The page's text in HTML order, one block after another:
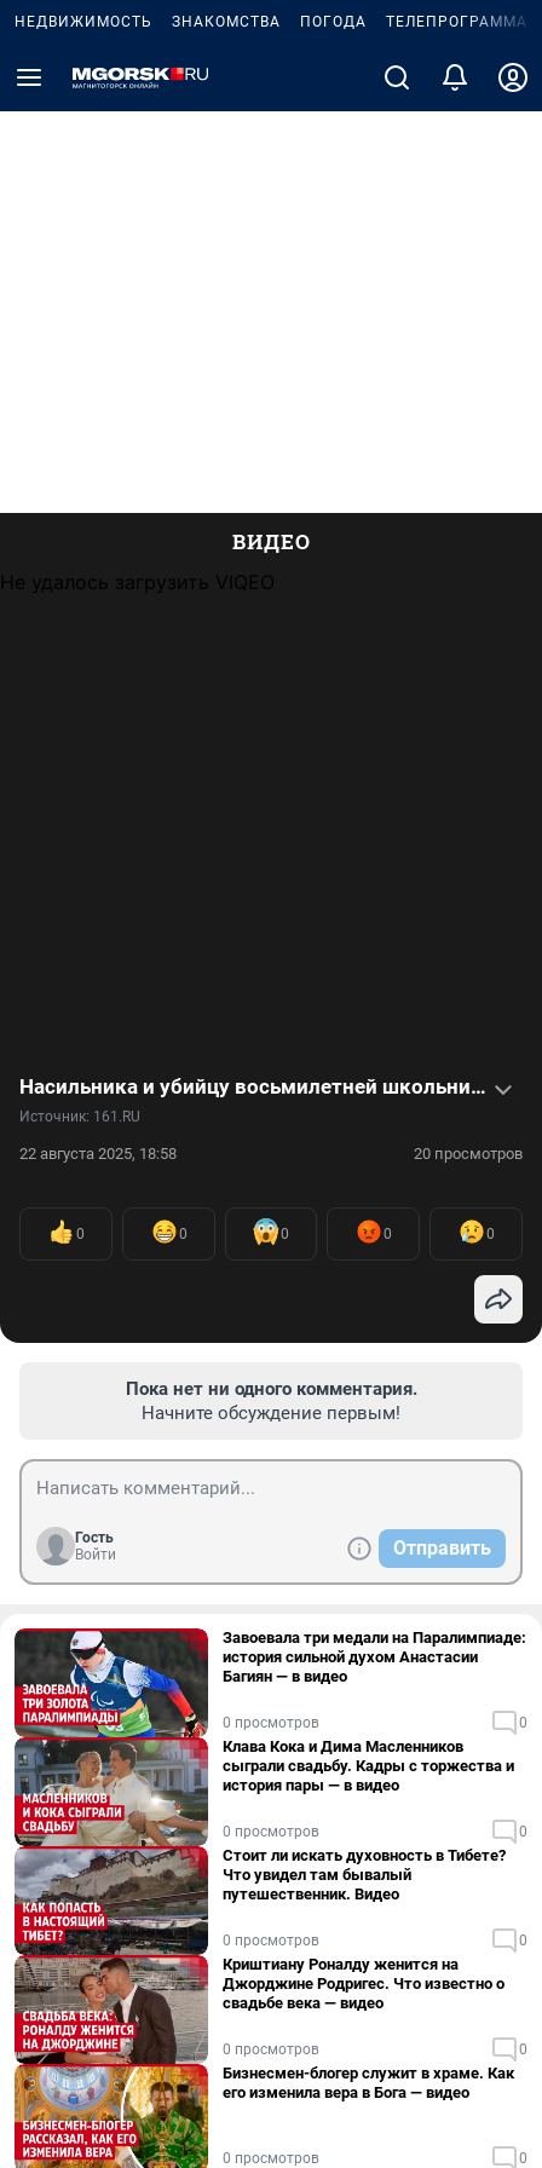
НЕДВИЖИМОСТЬ ЗНАКОМСТВА ПОГОДА ТЕЛЕПРОГРАММА
ВИДЕО
Не удалось загрузить VIQEO
Насильника и убийцу восьмилетней школьницы отправили на пожизненное — видео
Источник: 161.RU
22 августа 2025, 18:58 20 просмотров
0 0 0 0 0
Пока нет ни одного комментария.
Начните обсуждение первым!
Гость
Войти
Отправить
Завоевала три медали на Паралимпиаде:
история сильной духом Анастасии
Багиян — в видео
0 просмотров 0
Клава Кока и Дима Масленников
сыграли свадьбу. Кадры с торжества и
история пары — в видео
0 просмотров 0
Стоит ли искать духовность в Тибете?
Что увидел там бывалый
путешественник. Видео
0 просмотров 0
Криштиану Роналду женится на
Джорджине Родригес. Что известно о
свадьбе века — видео
0 просмотров 0
Бизнесмен-блогер служит в храме. Как
его изменила вера в Бога — видео
0 просмотров 0